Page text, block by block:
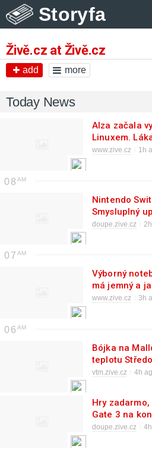
Storyfa
Živě.cz at Živě.cz
add more
Today News
Alza začala
Linuxem.
skříní
www.zive.cz 1h
08
Nintendo
Smysluplný
důležitým
doupe.zive.cz
07
Výborný
má jemný a
výkonu a
www.zive.cz 3h
06
Bójka na
teplotu
°C
vtm.zive.cz 4h
Hry
Gate 3 na
levnější a
doupe.zive.cz
Pull down to